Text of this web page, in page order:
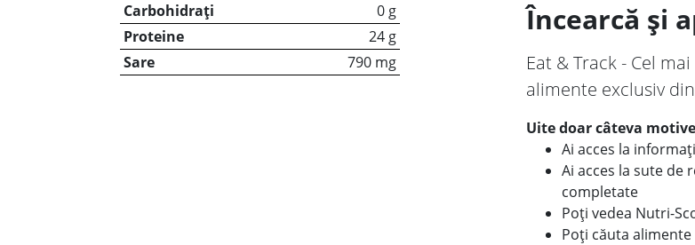
Carbohidrați
0 g
Proteine
24 g
Sare
790 mg
Încearcă și
Eat & Track - Cel
alimente exclusiv
Uite doar câteva
Ai acces la
Ai acces la sute de
completate
Poți vedea Nutri-
Poți căuta